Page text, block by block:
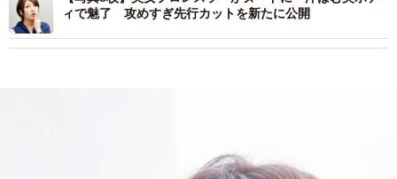
ィで魅了 攻めすぎ先行カットを新たに公開